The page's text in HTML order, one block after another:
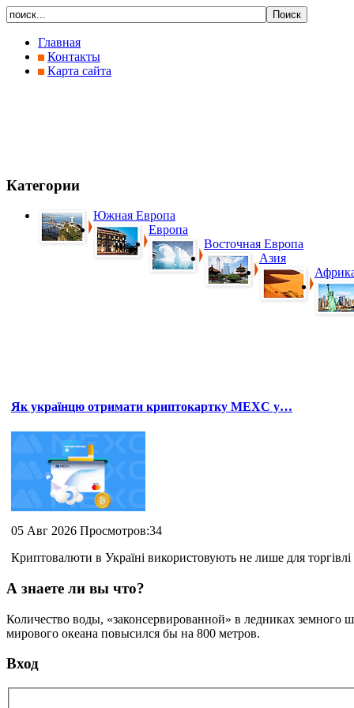
Главная
Контакты
Карта сайта
Категории
Южная Европа
Европа
Восточная Европа
Азия
Як українцю отримати криптокартку MEXC у…
05 Авг 2026 Просмотров:34
Криптовалюти в Україні використовують не лише для
А знаете ли вы что?
Количество воды, «законсервированной» в ледниках земного
мирового океана повысился бы на 800 метров.
Вход